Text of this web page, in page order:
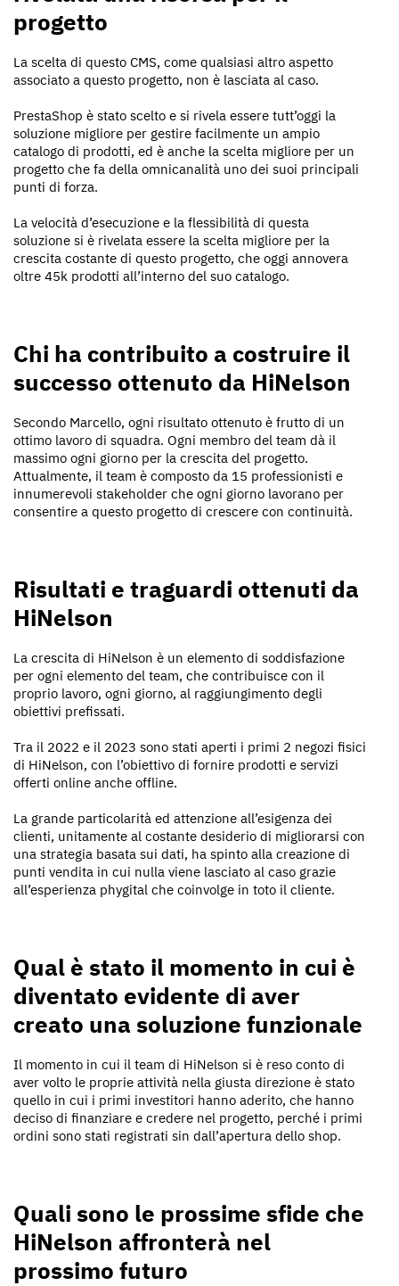
progetto
La scelta di questo CMS, come qualsiasi altro aspetto
associato a questo progetto, non è lasciata al caso.
PrestaShop è stato scelto e si rivela essere tutt’oggi la
soluzione migliore per gestire facilmente un ampio
catalogo di prodotti, ed è anche la scelta migliore per un
progetto che fa della omnicanalità uno dei suoi principali
punti di forza.
La velocità d’esecuzione e la flessibilità di questa
soluzione si è rivelata essere la scelta migliore per la
crescita costante di questo progetto, che oggi annovera
oltre 45k prodotti all’interno del suo catalogo.
Chi ha contribuito a costruire il
successo ottenuto da HiNelson
Secondo Marcello, ogni risultato ottenuto è frutto di un
ottimo lavoro di squadra. Ogni membro del team dà il
massimo ogni giorno per la crescita del progetto.
Attualmente, il team è composto da 15 professionisti e
innumerevoli stakeholder che ogni giorno lavorano per
consentire a questo progetto di crescere con continuità.
Risultati e traguardi ottenuti da
HiNelson
La crescita di HiNelson è un elemento di soddisfazione
per ogni elemento del team, che contribuisce con il
proprio lavoro, ogni giorno, al raggiungimento degli
obiettivi prefissati.
Tra il 2022 e il 2023 sono stati aperti i primi 2 negozi fisici
di HiNelson, con l’obiettivo di fornire prodotti e servizi
offerti online anche offline.
La grande particolarità ed attenzione all’esigenza dei
clienti, unitamente al costante desiderio di migliorarsi con
una strategia basata sui dati, ha spinto alla creazione di
punti vendita in cui nulla viene lasciato al caso grazie
all’esperienza phygital che coinvolge in toto il cliente.
Qual è stato il momento in cui è
diventato evidente di aver
creato una soluzione funzionale
Il momento in cui il team di HiNelson si è reso conto di
aver volto le proprie attività nella giusta direzione è stato
quello in cui i primi investitori hanno aderito, che hanno
deciso di finanziare e credere nel progetto, perché i primi
ordini sono stati registrati sin dall’apertura dello shop.
Quali sono le prossime sfide che
HiNelson affronterà nel
prossimo futuro